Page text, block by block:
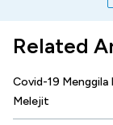
Related
Covid-19 Menggila
Melejit